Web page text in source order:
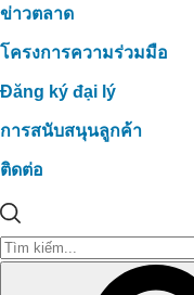
ข่าวตลาด
โครงการความร่วมมือ
Đăng ký đại lý
การสนับสนุนลูกค้า
ติดต่อ